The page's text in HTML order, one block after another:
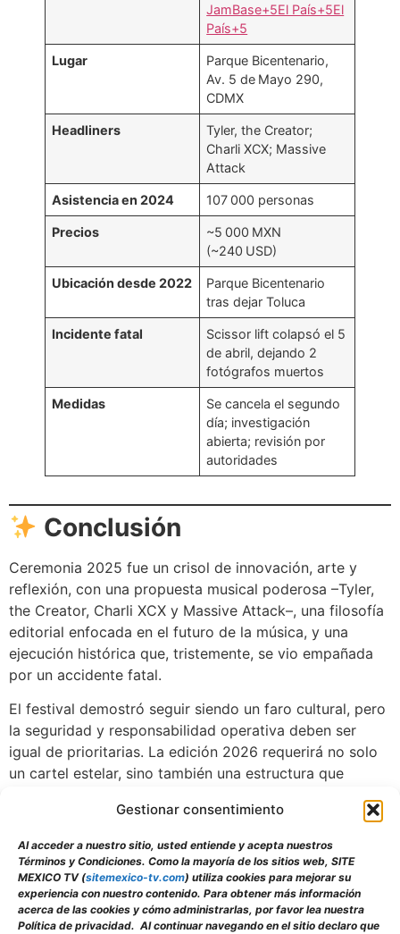
Gestionar consentimiento
Al acceder a nuestro sitio, usted entiende y acepta nuestros
Términos y Condiciones. Como la mayoría de los sitios web, SITE
MEXICO TV (sitemexico-tv.com) utiliza cookies para mejorar su
experiencia con nuestro contenido. Para obtener más información
acerca de las cookies y cómo administrarlas, por favor lea nuestra
Política de privacidad. Al continuar navegando en el sitio declaro que
JamBase+5El País+5El
País+5
Lugar
Parque Bicentenario,
Av. 5 de Mayo 290,
CDMX
Headliners
Tyler, the Creator;
Charli XCX; Massive
Attack
Asistencia en 2024 107 000 personas
Precios
~5 000 MXN
(~240 USD)
Ubicación desde 2022
Parque Bicentenario
tras dejar Toluca
Incidente fatal
Scissor lift colapsó el 5
de abril, dejando 2
fotógrafos muertos
Medidas
Se cancela el segundo
día; investigación
abierta; revisión por
autoridades
Conclusión
Ceremonia 2025 fue un crisol de innovación, arte y
reflexión, con una propuesta musical poderosa –Tyler,
the Creator, Charli XCX y Massive Attack–, una filosofía
editorial enfocada en el futuro de la música, y una
ejecución histórica que, tristemente, se vio empañada
por un accidente fatal.
El festival demostró seguir siendo un faro cultural, pero
la seguridad y responsabilidad operativa deben ser
igual de prioritarias. La edición 2026 requerirá no solo
un cartel estelar, sino también una estructura que
alberga espacios musicales de alto nivel internacional,
capaces de reunir avalancha sonora, conciencia crítica
y diversidad generacional. Sin embargo, este año sirve
como un llamado urgente a cuidar la vida en cada